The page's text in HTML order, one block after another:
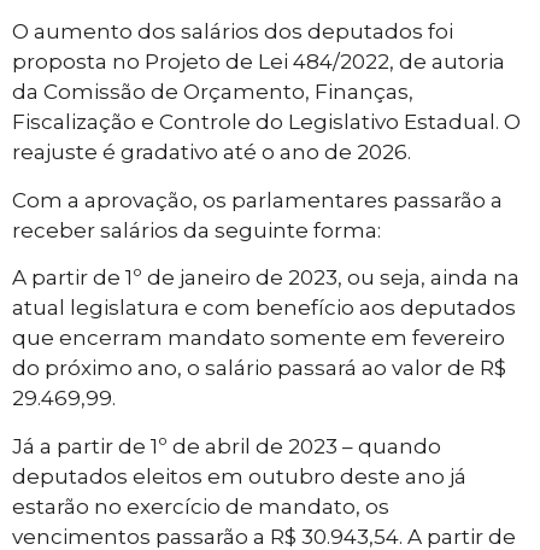
O aumento dos salários dos deputados foi
proposta no Projeto de Lei 484/2022, de autoria
da Comissão de Orçamento, Finanças,
Fiscalização e Controle do Legislativo Estadual . O
reajuste é gradativo até o ano de 2026.
Com a aprovação, os parlamentares passarão a
receber salários da seguinte forma:
A partir de 1º de janeiro de 2023, ou seja, ainda na
atual legislatura e com benefício aos deputados
que encerram mandato somente em fevereiro
do próximo ano, o salário passará ao valor de R$
29.469,99.
Já a partir de 1º de abril de 2023 – quando
deputados eleitos em outubro deste ano já
estarão no exercício de mandato, os
vencimentos passarão a R$ 30.943,54. A partir de